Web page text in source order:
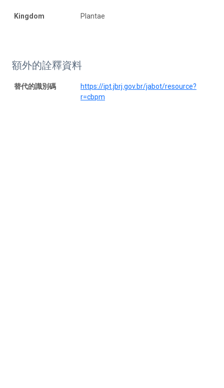
Kingdom Plantae
額外的詮釋資料
替代的識別碼
https://ipt.jbrj.gov.br/jabot/resource?
r=cbpm